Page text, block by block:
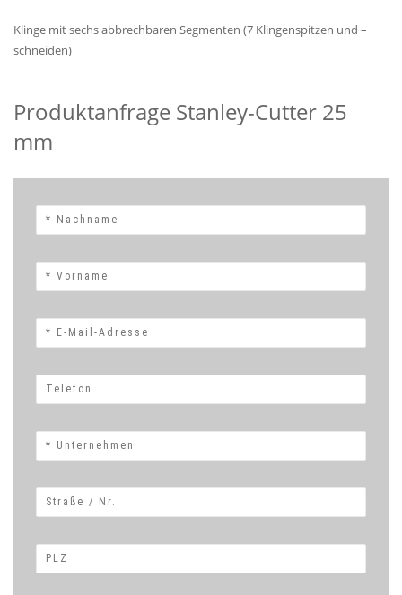
Klinge mit sechs abbrechbaren Segmenten (7 Klingenspitzen und –
schneiden)
Produktanfrage Stanley-Cutter 25
mm